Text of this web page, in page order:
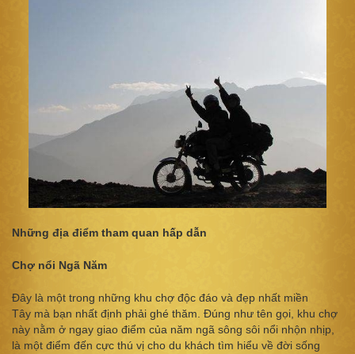
Những địa điểm tham quan hấp dẫn
Chợ nổi Ngã Năm
Đây là một trong những khu chợ độc đáo và đẹp nhất miền
Tây mà bạn nhất định phải ghé thăm. Đúng như tên gọi, khu chợ
này nằm ở ngay giao điểm của năm ngã sông sôi nổi nhộn nhịp,
là một điểm đến cực thú vị cho du khách tìm hiểu về đời sống